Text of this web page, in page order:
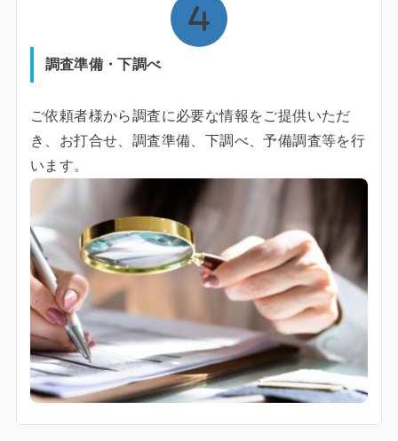
調査準備・下調べ
ご依頼者様から調査に必要な情報をご提供いただ
き、お打合せ、調査準備、下調べ、予備調査等を行
います。